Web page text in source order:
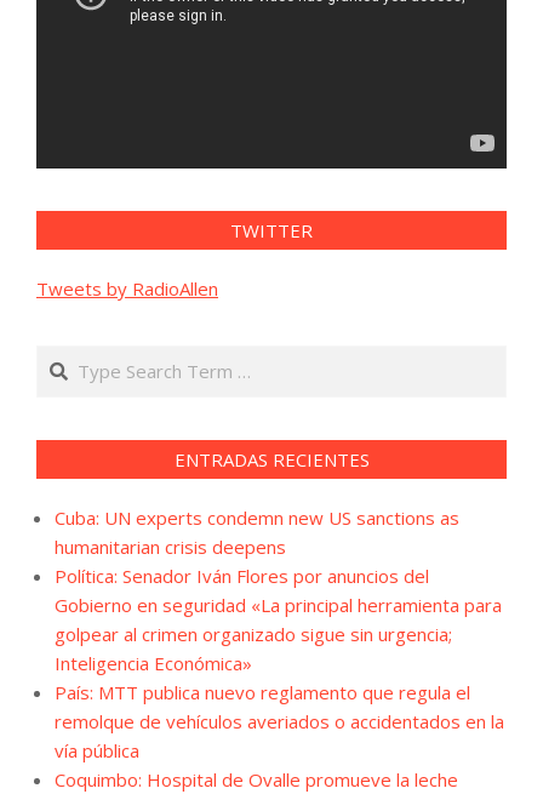
TWITTER
Tweets by RadioAllen
Search
ENTRADAS RECIENTES
Cuba: UN experts condemn new US sanctions as
humanitarian crisis deepens
Política: Senador Iván Flores por anuncios del
Gobierno en seguridad «La principal herramienta para
golpear al crimen organizado sigue sin urgencia;
Inteligencia Económica»
País: MTT publica nuevo reglamento que regula el
remolque de vehículos averiados o accidentados en la
vía pública
Coquimbo: Hospital de Ovalle promueve la leche